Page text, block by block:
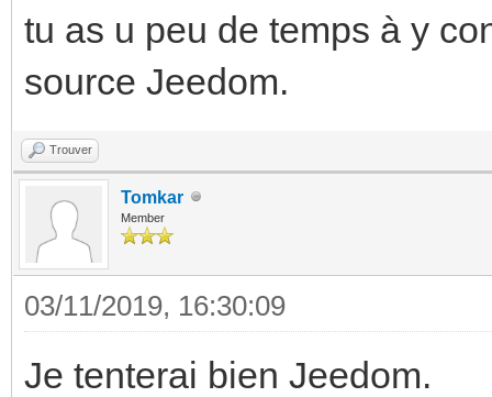
tu as u peu de temps à y
source Jeedom.
Trouver
Tomkar
Member
03/11/2019, 16:30:09
Je tenterai bien Jeedom.